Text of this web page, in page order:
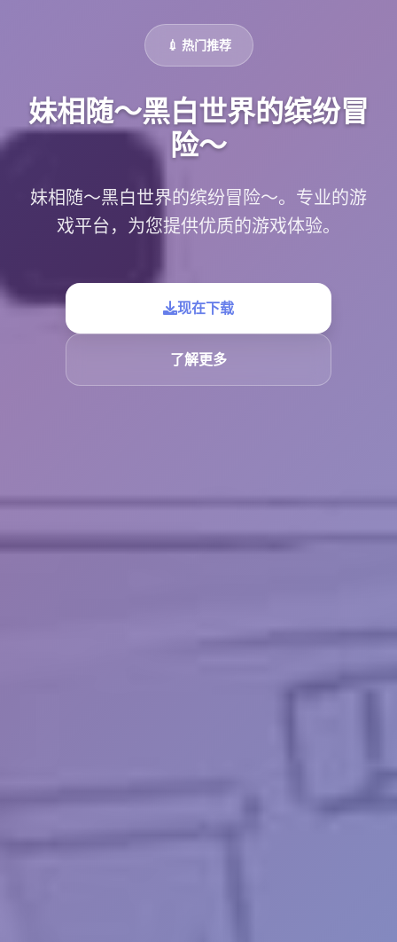
💉 热门推荐
妹相随～黑白世界的缤纷冒
险～
妹相随～黑白世界的缤纷冒险～。专业的游
戏平台，为您提供优质的游戏体验。
现在下载
了解更多